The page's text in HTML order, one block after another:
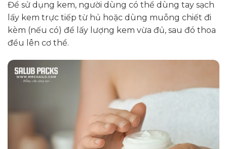
Để sử dụng kem, người dùng có thể dùng tay sạch
lấy kem trực tiếp từ hủ hoặc dùng muỗng chiết đi
kèm (nếu có) để lấy lượng kem vừa đủ, sau đó thoa
đều lên cơ thể.